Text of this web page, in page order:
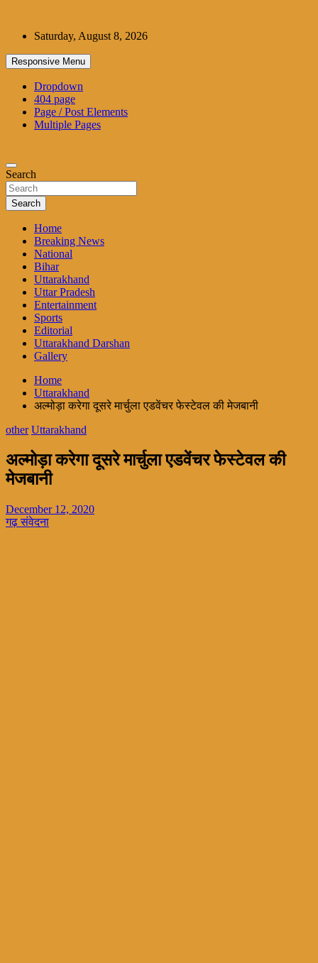
contentSaturday, August 8, 2026
Responsive Menu
Dropdown
404 page
Page / Post Elements
Multiple Pages
Search
Search
Home
Breaking News
National
Bihar
Uttarakhand
Uttar Pradesh
Entertainment
Sports
Editorial
Uttarakhand Darshan
Gallery
Home
Uttarakhand
अल्मोड़ा करेगा दूसरे मार्चुला एडवेंचर फेस्टेवल की मेजबानी
other Uttarakhand
अल्मोड़ा करेगा दूसरे मार्चुला एडवेंचर फेस्टेवल की
मेजबानी
December 12, 2020
गढ़ संवेदना